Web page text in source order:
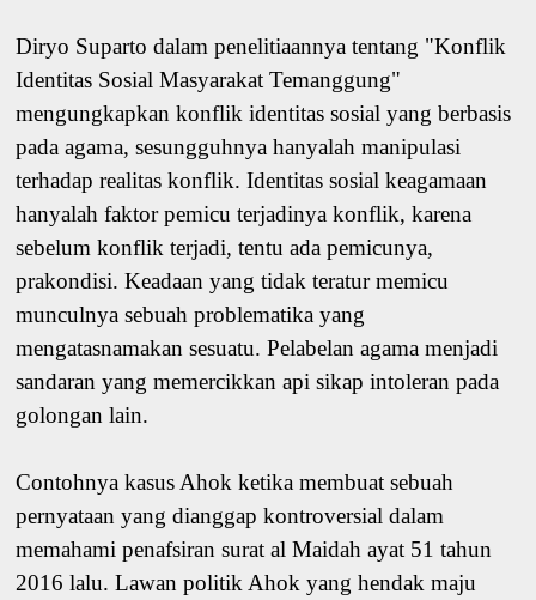
Diryo Suparto dalam penelitiaannya tentang "Konflik
Identitas Sosial Masyarakat Temanggung"
mengungkapkan konflik identitas sosial yang berbasis
pada agama, sesungguhnya hanyalah manipulasi
terhadap realitas konflik. Identitas sosial keagamaan
hanyalah faktor pemicu terjadinya konflik, karena
sebelum konflik terjadi, tentu ada pemicunya,
prakondisi. Keadaan yang tidak teratur memicu
munculnya sebuah problematika yang
mengatasnamakan sesuatu. Pelabelan agama menjadi
sandaran yang memercikkan api sikap intoleran pada
golongan lain.
Contohnya kasus Ahok ketika membuat sebuah
pernyataan yang dianggap kontroversial dalam
memahami penafsiran surat al Maidah ayat 51 tahun
2016 lalu. Lawan politik Ahok yang hendak maju